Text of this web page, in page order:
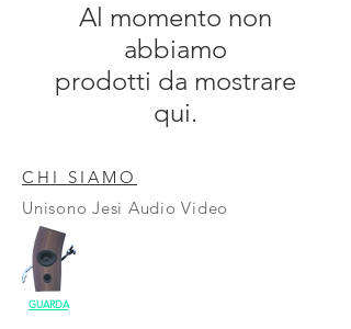
Al momento non
abbiamo
prodotti da mostrare
qui.
CHI SIAMO
Unisono Jesi Audio Video
GUARDA